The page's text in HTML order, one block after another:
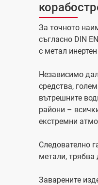
За точното
съгласно DIN
с метал
Независимо
средства,
вътрешните
райони –
екстремни
Следователно
метали, трябва
Заварените